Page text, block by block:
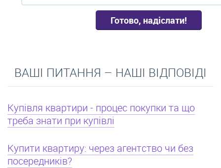
Готово, надіслати!
ВАШІ ПИТАННЯ – НАШІ ВІДПОВІДІ
Купівля квартири - процес покупки та що
треба знати при купівлі
Купити квартиру: через агентство чи без
посередників?